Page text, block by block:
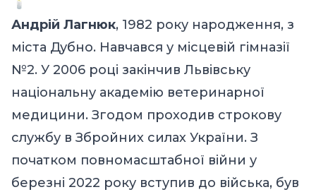
Андрій Лагнюк, 1982 року народження, з
міста Дубно. Навчався у місцевій гімназії
№2. У 2006 році закінчив Львівську
національну академію ветеринарної
медицини. Згодом проходив строкову
службу в Збройних силах України. З
початком повномасштабної війни у
березні 2022 року вступив до війська, був